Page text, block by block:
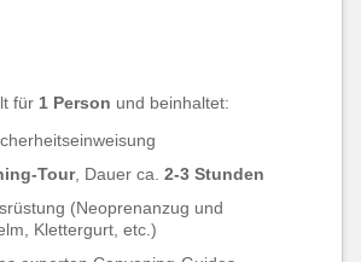
für 1 Person und beinhaltet:
Tour, Dauer ca. 2-3 Stunden
(Neoprenanzug und
Klettergurt, etc.)